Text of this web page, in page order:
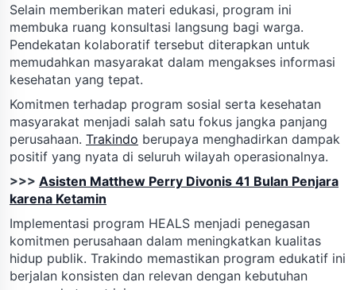
Selain memberikan materi edukasi, program ini
membuka ruang konsultasi langsung bagi warga.
Pendekatan kolaboratif tersebut diterapkan untuk
memudahkan masyarakat dalam mengakses informasi
kesehatan yang tepat.
Komitmen terhadap program sosial serta kesehatan
masyarakat menjadi salah satu fokus jangka panjang
perusahaan. Trakindo berupaya menghadirkan dampak
positif yang nyata di seluruh wilayah operasionalnya.
>>> Asisten Matthew Perry Divonis 41 Bulan Penjara
karena Ketamin
Implementasi program HEALS menjadi penegasan
komitmen perusahaan dalam meningkatkan kualitas
hidup publik. Trakindo memastikan program edukatif ini
berjalan konsisten dan relevan dengan kebutuhan